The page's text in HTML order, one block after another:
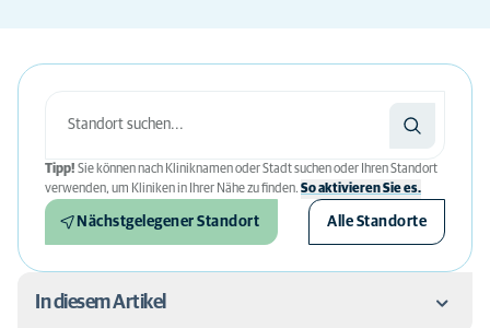
Tipp! Sie können nach Kliniknamen oder Stadt suchen oder Ihren Standort
verwenden, um Kliniken in Ihrer Nähe zu finden. So aktivieren Sie es.
Nächstgelegener Standort Alle Standorte
In diesem Artikel